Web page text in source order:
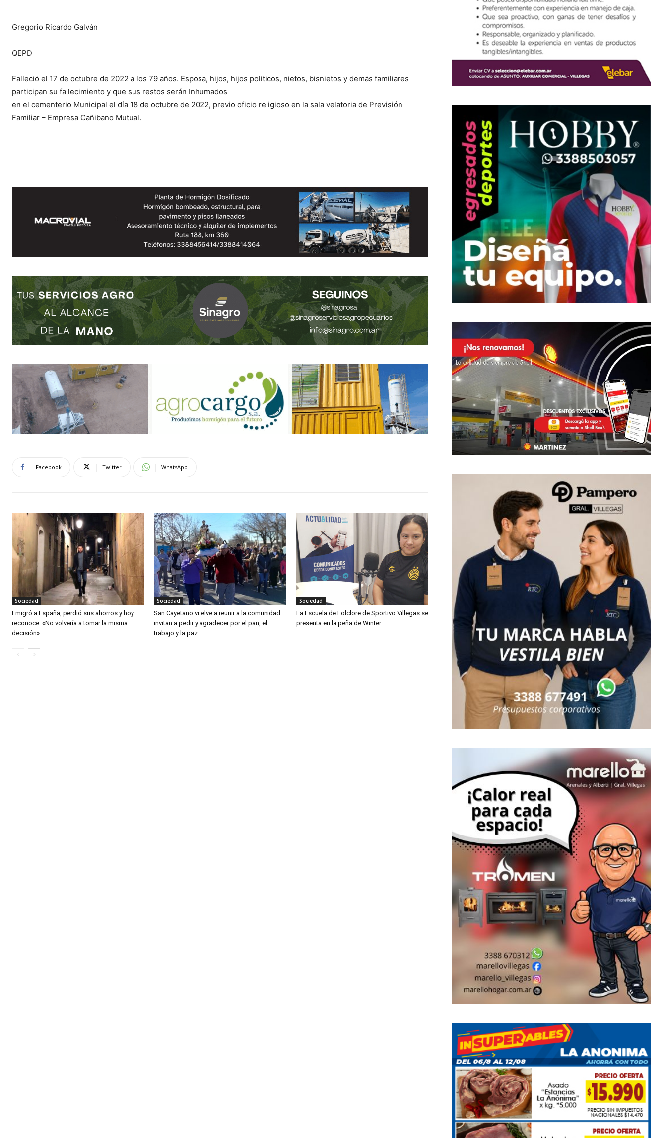
Gregorio Ricardo Galván
QEPD
Falleció el 17 de octubre de 2022 a los 79 años. Esposa, hijos, hijos políticos, nietos, bisnietos y demás familiares
participan su fallecimiento y que sus restos serán Inhumados
en el cementerio Municipal el día 18 de octubre de 2022, previo oficio religioso en la sala velatoria de Previsión
Familiar – Empresa Cañibano Mutual.
Facebook Twitter WhatsApp
Sociedad
Emigró a España, perdió sus ahorros y hoy
reconoce: «No volvería a tomar la misma
decisión»
Sociedad
San Cayetano vuelve a reunir a la comunidad:
invitan a pedir y agradecer por el pan, el
trabajo y la paz
Sociedad
La Escuela de Folclore de Sportivo Villegas se
presenta en la peña de Winter